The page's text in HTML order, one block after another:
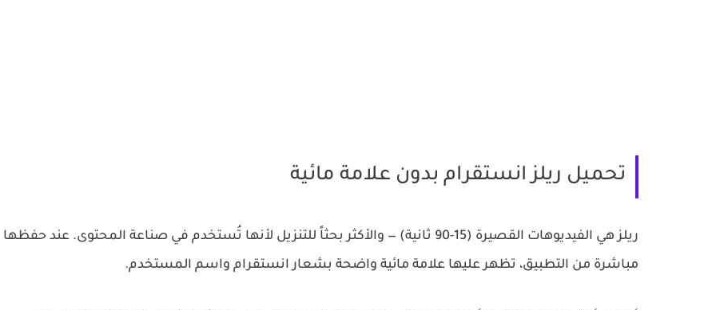
تحميل ريلز انستقرام بدون علامة مائية
ريلز هي الفيديوهات القصيرة (15-90 ثانية) — والأكثر بحثاً للتنزيل لأنها تُستخدم في صناعة المحتوى. عند حفظها
مباشرة من التطبيق، تظهر عليها علامة مائية واضحة بشعار انستقرام واسم المستخدم.